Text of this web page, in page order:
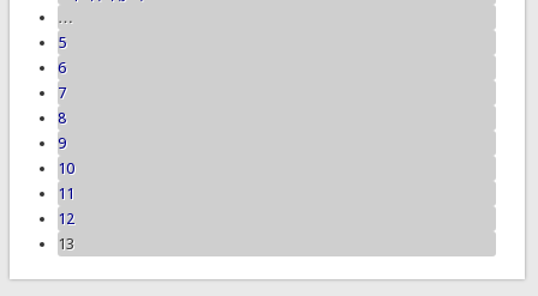
…
5
6
7
8
9
10
11
12
13